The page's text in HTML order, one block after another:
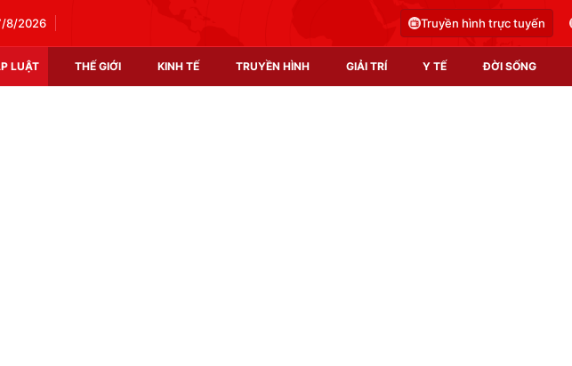
8/2026 Truyền hình trực tuyến
LUẬT THẾ GIỚI KINH TẾ TRUYỀN HÌNH GIẢI TRÍ Y TẾ ĐỜI SỐNG